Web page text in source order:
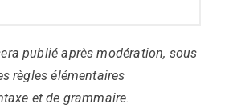
publié après modération, sous
règles élémentaires
et de grammaire.